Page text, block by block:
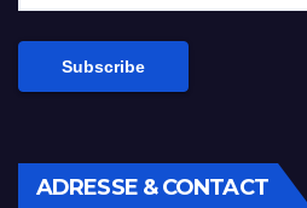
ADRESSE & CONTACT